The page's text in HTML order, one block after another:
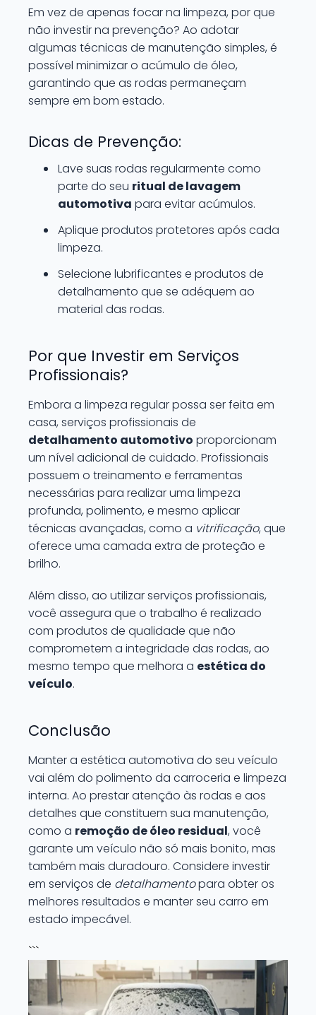
Em vez de apenas focar na limpeza, por que
não investir na prevenção? Ao adotar
algumas técnicas de manutenção simples, é
possível minimizar o acúmulo de óleo,
garantindo que as rodas permaneçam
sempre em bom estado.
Dicas de Prevenção:
Lave suas rodas regularmente como
parte do seu ritual de lavagem
automotiva para evitar acúmulos.
Aplique produtos protetores após cada
limpeza.
Selecione lubrificantes e produtos de
detalhamento que se adéquem ao
material das rodas.
Por que Investir em Serviços
Profissionais?
Embora a limpeza regular possa ser feita em
casa, serviços profissionais de
detalhamento automotivo proporcionam
um nível adicional de cuidado. Profissionais
possuem o treinamento e ferramentas
necessárias para realizar uma limpeza
profunda, polimento, e mesmo aplicar
técnicas avançadas, como a vitrificação, que
oferece uma camada extra de proteção e
brilho.
Além disso, ao utilizar serviços profissionais,
você assegura que o trabalho é realizado
com produtos de qualidade que não
comprometem a integridade das rodas, ao
mesmo tempo que melhora a estética do
veículo.
Conclusão
Manter a estética automotiva do seu veículo
vai além do polimento da carroceria e limpeza
interna. Ao prestar atenção às rodas e aos
detalhes que constituem sua manutenção,
como a remoção de óleo residual, você
garante um veículo não só mais bonito, mas
também mais duradouro. Considere investir
em serviços de detalhamentopara obter os
melhores resultados e manter seu carro em
estado impecável.
```